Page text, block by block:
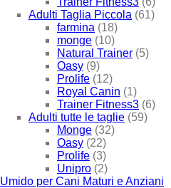
Adulti Taglia Piccola (61)
farmina (18)
monge (10)
Natural Trainer (5)
Oasy (9)
Prolife (12)
Royal Canin (1)
Trainer Fitness3 (6)
Adulti tutte le taglie (59)
Monge (32)
Oasy (22)
Prolife (3)
Unipro (2)
Umido per Cani Maturi e Anziani